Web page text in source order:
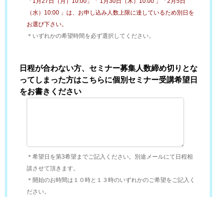
（水）10:00 」は、お申し込み人数上限に達しているため別日を
お選び下さい。
＊いずれかの希望時間を必ず選択してください。
日程が合わない方、セミナー募集人数締め切りとな
ってしまった方はこちらに個別セミナー受講希望日
をお書きください
＊希望日を第3希望までご記入ください。別途メールにて日程相
談させて頂きます。
＊開始のお時間は１０時と１３時のいずれかのご希望をご記入く
ださい。